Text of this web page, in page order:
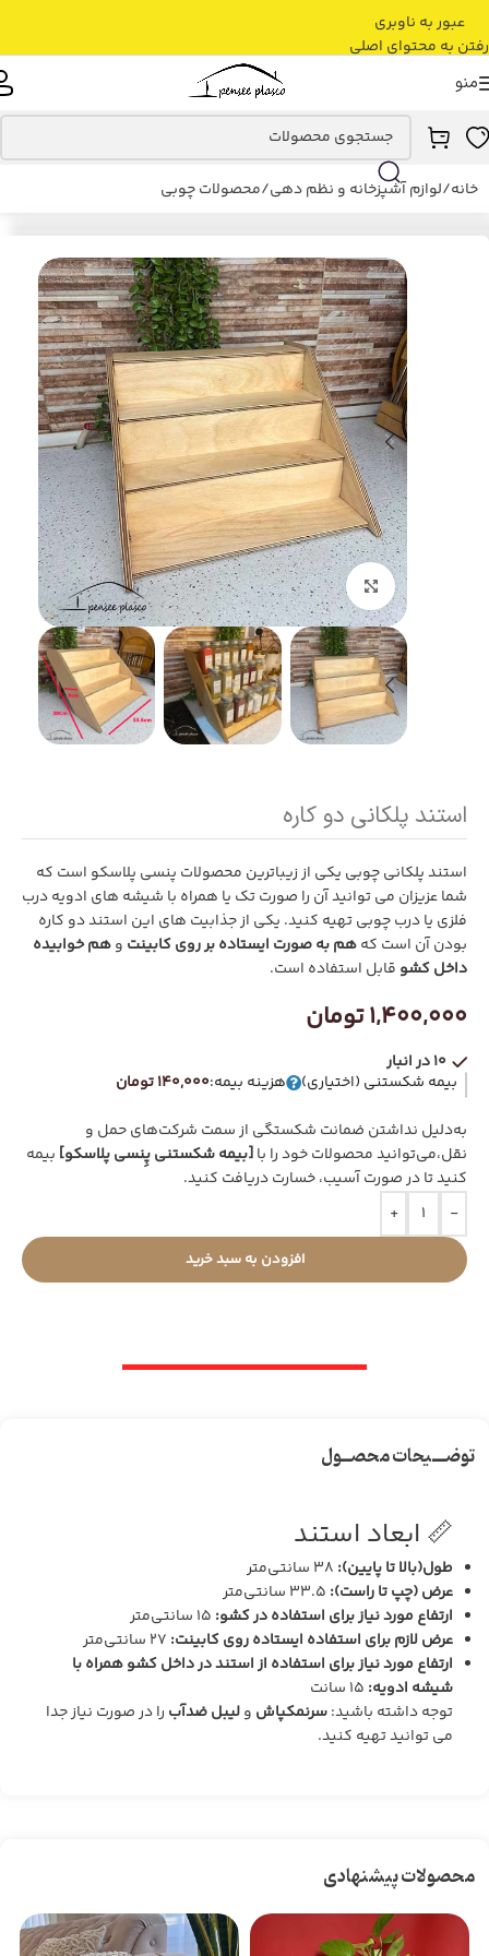
عبور به ناوبری
رفتن به محتوای اصلی
منو
خانه/لوازم آشپزخانه و نظم دهی/محصولات چوبی
بزرگنمایی تصویر
استند پلکانی دو کاره
استند پلکانی چوبی یکی از زیباترین محصولات پنسی پلاسکو است که
شما عزیزان می توانید آن را صورت تک یا همراه با شیشه های ادویه درب
فلزی یا درب چوبی تهیه کنید. یکی از جذابیت های این استند دو کاره
بودن آن است کههم به صورت ایستاده بر روی کابینت وهم خوابیده
داخل کشو قابل استفاده است.
1,400,000تومان
10 در انبار
به‌دلیل نداشتن ضمانت شکستگی از سمت شرکت‌های حمل و
نقل،می‌توانید محصولات خود را با[بیمه شکستنی پِنسی پلاسکو] بیمه
کنید تا در صورت آسیب، خسارت دریافت کنید.
بیمه شکستنی (اختیاری) هزینه بیمه:140,000 تومان
-
+
افزودن به سبد خرید
توضـــیحات محصــول
📏 ابعاد استند
طول(بالا تا پایین):
عرض (چپ تا راست):
ارتفاع مورد نیاز برای استفاده در کشو:
عرض لازم برای استفاده ایستاده روی کابینت:
ارتفاع مورد نیاز برای استفاده از استند در داخل کشو همراه با
شیشه ادویه:
توجه داشته باشید:سرنمکپاش ولیبل ضدآب را در صورت نیاز جدا
می توانید تهیه کنید.
محصولات پیشنهادی